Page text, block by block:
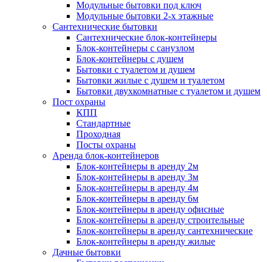
Модульные бытовки под ключ
Модульные бытовки 2-х этажные
Сантехнические бытовки
Сантехнические блок-контейнеры
Блок-контейнеры с санузлом
Блок-контейнеры с душем
Бытовки с туалетом и душем
Бытовки жилые с душем и туалетом
Бытовки двухкомнатные с туалетом и душем
Пост охраны
КПП
Стандартные
Проходная
Посты охраны
Аренда блок-контейнеров
Блок-контейнеры в аренду 2м
Блок-контейнеры в аренду 3м
Блок-контейнеры в аренду 4м
Блок-контейнеры в аренду 6м
Блок-контейнеры в аренду офисные
Блок-контейнеры в аренду строительные
Блок-контейнеры в аренду сантехнические
Блок-контейнеры в аренду жилые
Дачные бытовки